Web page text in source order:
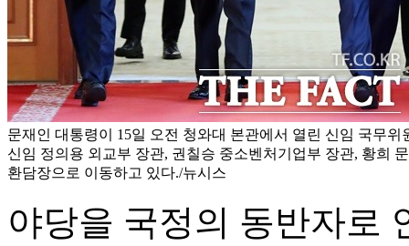
문재인 대통령이 15일 오전 청와대 본관에서 열린 신임 국무위
신임 정의용 외교부 장관, 권칠승 중소벤처기업부 장관, 황희
환담장으로 이동하고 있다./뉴시스
야당을 국정의 동반자로